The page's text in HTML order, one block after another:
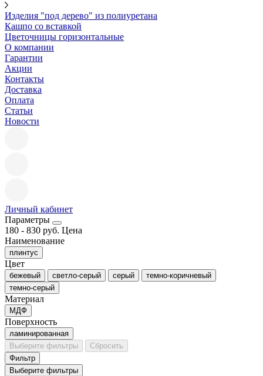
Изделия "под дерево" из полиуретана
Кашпо со вставкой
Цветочницы горизонтальные
О компании
Гарантии
Акции
Контакты
Доставка
Оплата
Статьи
Новости
Личный кабинет
Параметры
180 - 830 руб. Цена
Наименование
плинтус
Цвет
бежевый светло-серый серый
темно-коричневый
темно-серый
Материал
МДФ
Поверхность
ламинированная
Выберите фильтры
Сбросить
Фильтр
Выберите фильтры